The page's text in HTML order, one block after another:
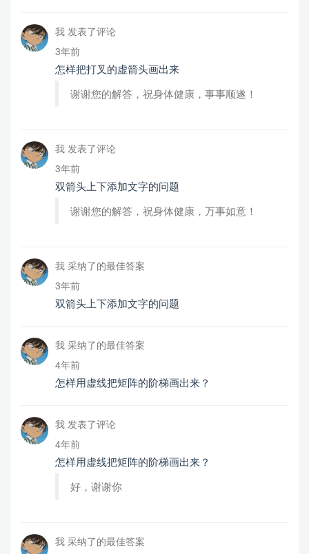
我 发表了评论
3年前
怎样把打叉的虚箭头画出来
谢谢您的解答，祝身体健康，事事顺遂！
我 发表了评论
3年前
双箭头上下添加文字的问题
谢谢您的解答，祝身体健康，万事如意！
我 采纳了的最佳答案
3年前
双箭头上下添加文字的问题
我 采纳了的最佳答案
4年前
怎样用虚线把矩阵的阶梯画出来？
我 发表了评论
4年前
怎样用虚线把矩阵的阶梯画出来？
好，谢谢你
我 采纳了的最佳答案